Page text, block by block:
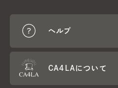
ヘルプ
CA4LAについて